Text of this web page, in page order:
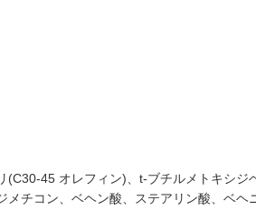
45 オレフィン)、t-ブチルメトキシジ
チコン、ベヘン酸、ステアリン酸、ベヘ